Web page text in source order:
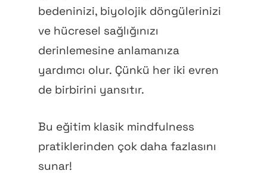
bedeninizi, biyolojik döngülerinizi
ve hücresel sağlığınızı
derinlemesine anlamanıza
yardımcı olur. Çünkü her iki evren
de birbirini yansıtır.
Bu eğitim klasik mindfulness
pratiklerinden çok daha fazlasını
sunar!